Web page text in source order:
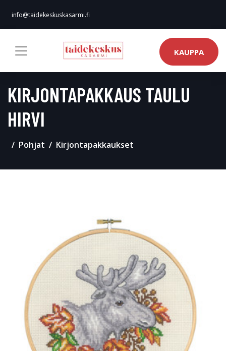
info@taidekeskuskasarmi.fi
KAUPPA
KIRJONTAPAKKAUS TAULU
HIRVI
Pohjat Kirjontapakkaukset